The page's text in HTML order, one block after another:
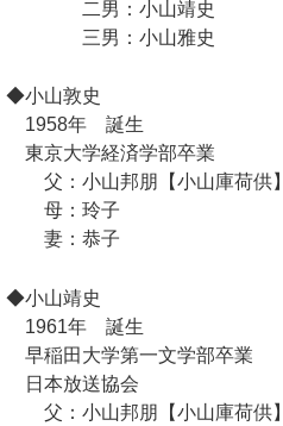
二男：小山靖史
三男：小山雅史
◆小山敦史
1958年 誕生
東京大学経済学部卒業
父：小山邦朋【小山庫荷供】
母：玲子
妻：恭子
◆小山靖史
1961年 誕生
早稲田大学第一文学部卒業
日本放送協会
父：小山邦朋【小山庫荷供】